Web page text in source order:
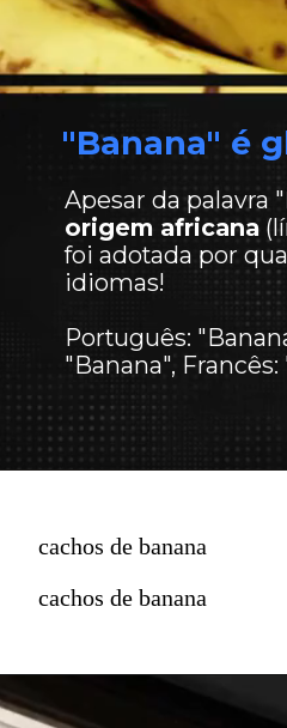
"Banana" é
Apesar da palavra "
origem africana
foi adotada por
idiomas!
Português:
"Banana",
cachos de banana
cachos de banana